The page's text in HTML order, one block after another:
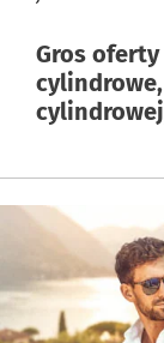
Gros